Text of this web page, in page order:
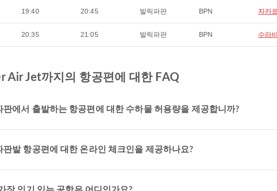
19:40 20:45 발릭파판 BPN 자카
20:35 21:05 발릭파판 BPN 수라
Air Jet까지의 항공편에 대한 FAQ
에서 출발하는 항공편에 대한 수하물 허용량을 제공합니까?
발 항공편에 대한 온라인 체크인을 제공하나요?